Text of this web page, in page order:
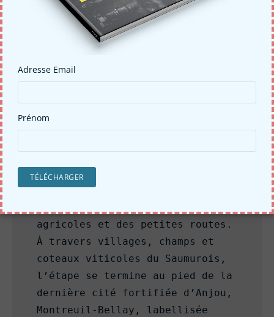
variante de La Loire à Vélo
jusqu’à Saumur. Dans le lit du
fleuve, vous roulez au plus près
de la faune et de la flore
fleur d’eau à admirer les remous
de la Loire.
voie verte jusqu’à la sortie de
Saumur, La Vélo Francette
agricoles et des petites routes.
À travers villages, champs et
coteaux viticoles du Saumurois,
l’étape se termine au pied de la
dernière cité fortifiée d’Anjou,
Montreuil-Bellay, labellisée
Adresse Email
Prénom